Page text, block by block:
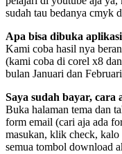
sudah tau bedanya cmyk
Apa bisa dibuka
Kami coba hasil nya
(kami coba di corel x8
bulan Januari dan
Saya sudah bayar, cara
Buka halaman tema dan
form email (cari aja ada
masukan, klik check, kalo
semua tombol download